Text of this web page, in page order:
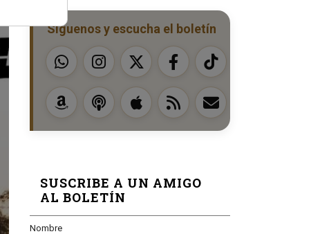
Síguenos y escucha el boletín
SUSCRIBE A UN AMIGO
AL BOLETÍN
Nombre